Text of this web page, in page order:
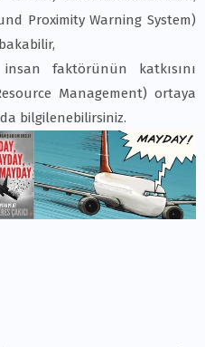
Proximity Warning System)
faktörünün katkısını
Management) ortaya
bilgilenebilirsiniz.